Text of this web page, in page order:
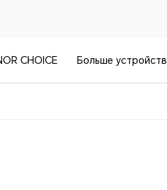
CHOICE Больше устройств